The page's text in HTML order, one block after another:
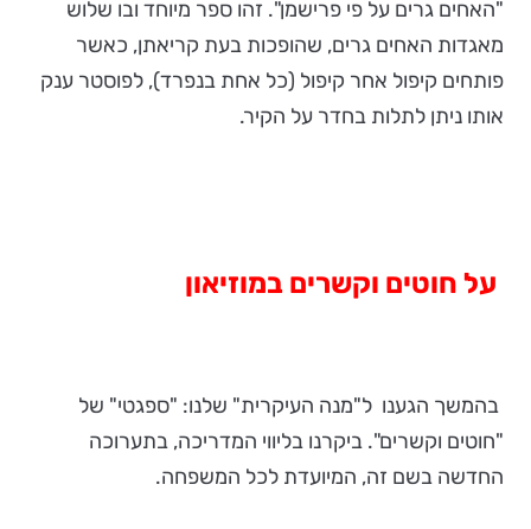
"האחים גרים על פי פרישמן". זהו ספר מיוחד ובו שלוש
מאגדות האחים גרים, שהופכות בעת קריאתן, כאשר
פותחים קיפול אחר קיפול (כל אחת בנפרד), לפוסטר ענק
אותו ניתן לתלות בחדר על הקיר.
על חוטים וקשרים במוזיאון
בהמשך הגענו ל"מנה העיקרית" שלנו: "ספגטי" של
"חוטים וקשרים". ביקרנו בליווי המדריכה, בתערוכה
החדשה בשם זה, המיועדת לכל המשפחה.